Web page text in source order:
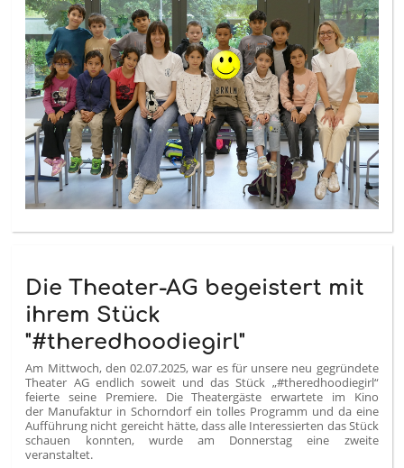
Die Theater-AG begeistert mit
ihrem Stück
"#theredhoodiegirl"
Am Mittwoch, den 02.07.2025, war es für unsere neu gegründete
Theater AG endlich soweit und das Stück „#theredhoodiegirl“
feierte seine Premiere. Die Theatergäste erwartete im Kino
der Manufaktur in Schorndorf ein tolles Programm und da eine
Aufführung nicht gereicht hätte, dass alle Interessierten das Stück
schauen konnten, wurde am Donnerstag eine zweite
veranstaltet.